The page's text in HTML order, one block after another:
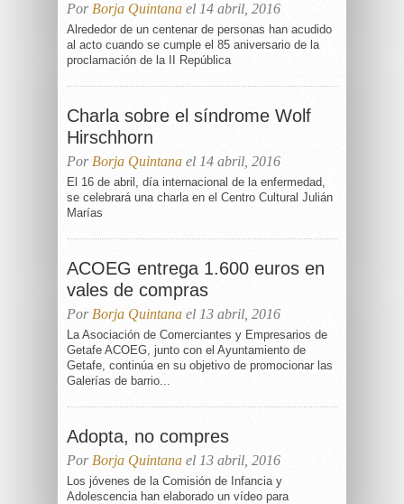
Por Borja Quintana el 14 abril, 2016
Alrededor de un centenar de personas han acudido
al acto cuando se cumple el 85 aniversario de la
proclamación de la II República
Charla sobre el síndrome Wolf
Hirschhorn
Por Borja Quintana el 14 abril, 2016
El 16 de abril, día internacional de la enfermedad,
se celebrará una charla en el Centro Cultural Julián
Marías
ACOEG entrega 1.600 euros en
vales de compras
Por Borja Quintana el 13 abril, 2016
La Asociación de Comerciantes y Empresarios de
Getafe ACOEG, junto con el Ayuntamiento de
Getafe, continúa en su objetivo de promocionar las
Galerías de barrio...
Adopta, no compres
Por Borja Quintana el 13 abril, 2016
Los jóvenes de la Comisión de Infancia y
Adolescencia han elaborado un vídeo para